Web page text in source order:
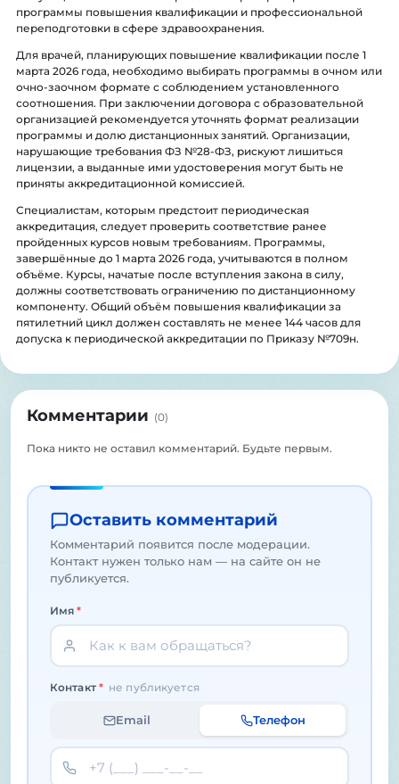
программы повышения квалификации и профессиональной
переподготовки в сфере здравоохранения.
Для врачей, планирующих повышение квалификации после 1
марта 2026 года, необходимо выбирать программы в очном или
очно-заочном формате с соблюдением установленного
соотношения. При заключении договора с образовательной
организацией рекомендуется уточнять формат реализации
программы и долю дистанционных занятий. Организации,
нарушающие требования ФЗ №28-ФЗ, рискуют лишиться
лицензии, а выданные ими удостоверения могут быть не
приняты аккредитационной комиссией.
Специалистам, которым предстоит периодическая
аккредитация, следует проверить соответствие ранее
пройденных курсов новым требованиям. Программы,
завершённые до 1 марта 2026 года, учитываются в полном
объёме. Курсы, начатые после вступления закона в силу,
должны соответствовать ограничению по дистанционному
компоненту. Общий объём повышения квалификации за
пятилетний цикл должен составлять не менее 144 часов для
допуска к периодической аккредитации по Приказу №709н.
Комментарии (0)
Пока никто не оставил комментарий. Будьте первым.
Оставить комментарий
Комментарий появится после модерации.
Контакт нужен только нам — на сайте он не
публикуется.
Имя*
Контакт * не публикуется
Email Телефон